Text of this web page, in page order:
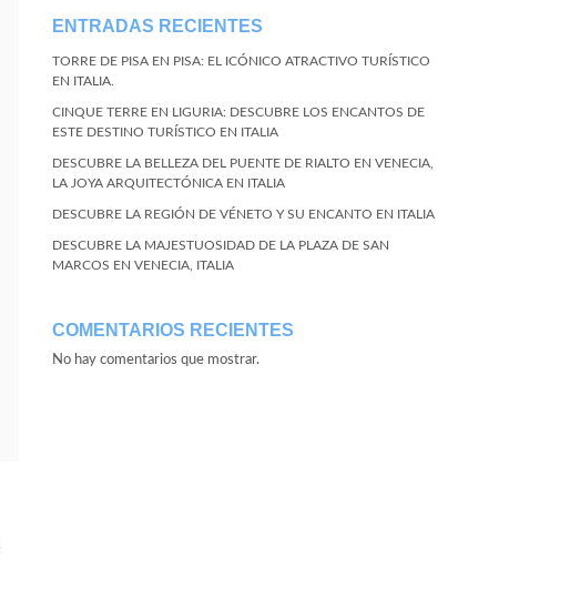
ENTRADAS RECIENTES
TORRE DE PISA EN PISA: EL ICÓNICO ATRACTIVO TURÍSTICO
EN ITALIA.
CINQUE TERRE EN LIGURIA: DESCUBRE LOS ENCANTOS DE
ESTE DESTINO TURÍSTICO EN ITALIA
DESCUBRE LA BELLEZA DEL PUENTE DE RIALTO EN VENECIA,
LA JOYA ARQUITECTÓNICA EN ITALIA
DESCUBRE LA REGIÓN DE VÉNETO Y SU ENCANTO EN ITALIA
DESCUBRE LA MAJESTUOSIDAD DE LA PLAZA DE SAN
MARCOS EN VENECIA, ITALIA
COMENTARIOS RECIENTES
No hay comentarios que mostrar.